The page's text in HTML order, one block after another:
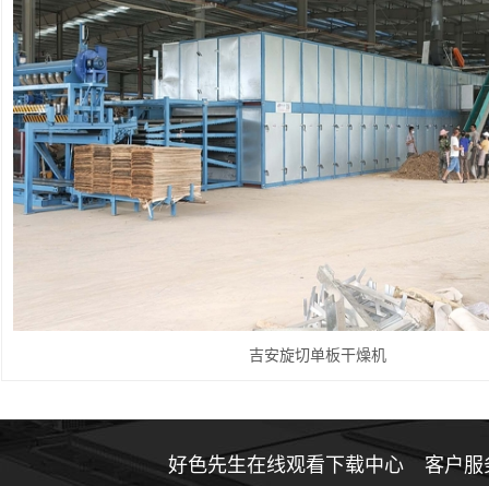
吉安旋切单板干燥机
好色先生在线观看下载中心 客户服